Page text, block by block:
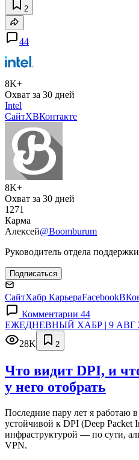
2
44
8K+
Охват за 30 дней
Intel
СайтXВКонтакте
8K+
Охват за 30 дней
1271
Карма
Алексей@Boomburum
Руководитель отдела
Подписаться
СайтХабр КарьераFacebook
Комментарии 44
ЕЖЕДНЕВНЫЙ ХАБР | 9 АВГ
28K
2
Что видит DPI, и
у него отобрать
Последние пару лет я работаю
устойчивой к DPI (Deep Packet
инфраструктурой — по сути,
VPN.